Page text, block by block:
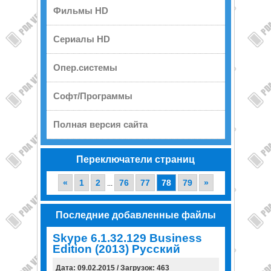
Фильмы HD
Сериалы HD
Опер.системы
Софт/Программы
Полная версия сайта
Переключатели страниц
« 1 2 ... 76 77 78 79 »
Последние добавленные файлы
Skype 6.1.32.129 Business
Edition (2013) Русский
Дата: 09.02.2015 / Загрузок: 463